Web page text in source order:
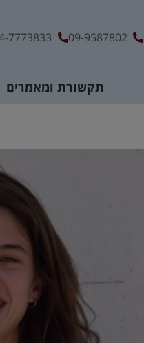
09-9587802
7773833
תקשורת ומאמרים